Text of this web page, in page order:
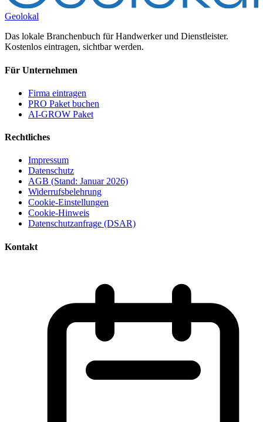
Geolokal
Das lokale Branchenbuch für Handwerker und Dienstleister.
Kostenlos eintragen, sichtbar werden.
Für Unternehmen
Firma eintragen
PRO Paket buchen
AI-GROW Paket
Rechtliches
Impressum
Datenschutz
AGB (Stand: Januar 2026)
Widerrufsbelehrung
Cookie-Einstellungen
Cookie-Hinweis
Datenschutzanfrage (DSAR)
Kontakt